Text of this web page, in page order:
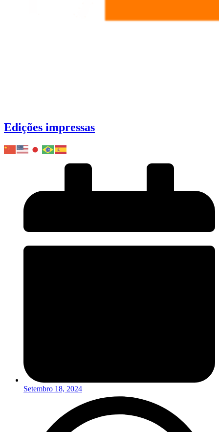
Edições impressas
Setembro 18, 2024